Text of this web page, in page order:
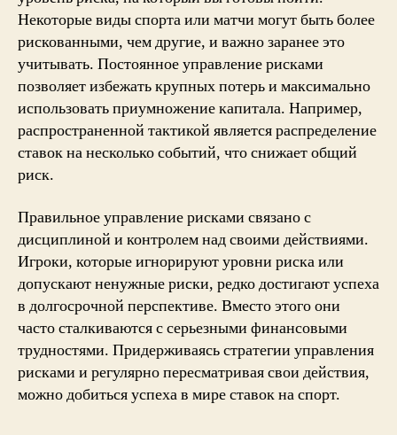
Некоторые виды спорта или матчи могут быть более
рискованными, чем другие, и важно заранее это
учитывать. Постоянное управление рисками
позволяет избежать крупных потерь и максимально
использовать приумножение капитала. Например,
распространенной тактикой является распределение
ставок на несколько событий, что снижает общий
риск.
Правильное управление рисками связано с
дисциплиной и контролем над своими действиями.
Игроки, которые игнорируют уровни риска или
допускают ненужные риски, редко достигают успеха
в долгосрочной перспективе. Вместо этого они
часто сталкиваются с серьезными финансовыми
трудностями. Придерживаясь стратегии управления
рисками и регулярно пересматривая свои действия,
можно добиться успеха в мире ставок на спорт.